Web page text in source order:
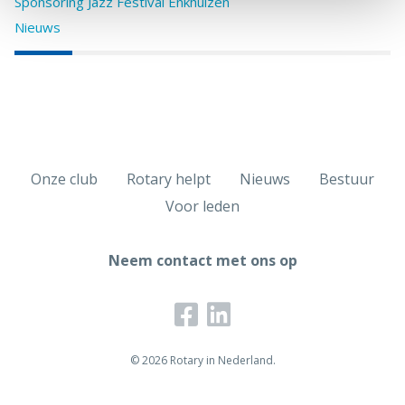
Nieuws
Onze club Rotary helpt Nieuws
Bestuur
Voor leden
Neem contact met ons op
© 2026 Rotary in Nederland.